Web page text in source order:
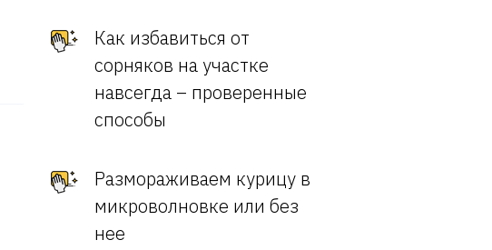
Как избавиться от
сорняков на участке
навсегда – проверенные
способы
Размораживаем курицу в
микроволновке или без
нее